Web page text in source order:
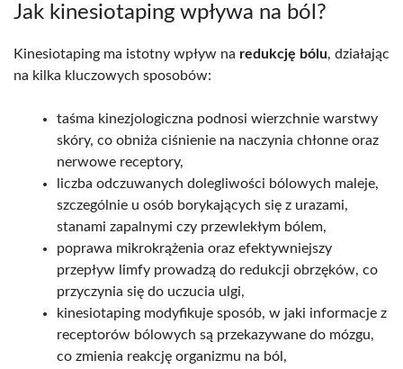
Jak kinesiotaping wpływa na ból?
Kinesiotaping ma istotny wpływ na redukcję bólu, działając
na kilka kluczowych sposobów:
taśma kinezjologiczna podnosi wierzchnie warstwy
skóry, co obniża ciśnienie na naczynia chłonne oraz
nerwowe receptory,
liczba odczuwanych dolegliwości bólowych maleje,
szczególnie u osób borykających się z urazami,
stanami zapalnymi czy przewlekłym bólem,
poprawa mikrokrążenia oraz efektywniejszy
przepływ limfy prowadzą do redukcji obrzęków, co
przyczynia się do uczucia ulgi,
kinesiotaping modyfikuje sposób, w jaki informacje z
receptorów bólowych są przekazywane do mózgu,
co zmienia reakcję organizmu na ból,